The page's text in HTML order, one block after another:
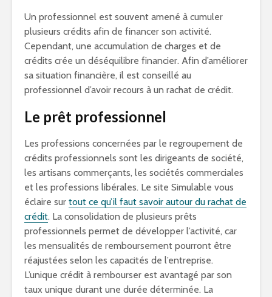
Un professionnel est souvent amené à cumuler
plusieurs crédits afin de financer son activité.
Cependant, une accumulation de charges et de
crédits crée un déséquilibre financier. Afin d’améliorer
sa situation financière, il est conseillé au
professionnel d’avoir recours à un rachat de crédit.
Le prêt professionnel
Les professions concernées par le regroupement de
crédits professionnels sont les dirigeants de société,
les artisans commerçants, les sociétés commerciales
et les professions libérales. Le site Simulable vous
éclaire sur tout ce qu’il faut savoir autour du rachat de
crédit. La consolidation de plusieurs prêts
professionnels permet de développer l’activité, car
les mensualités de remboursement pourront être
réajustées selon les capacités de l’entreprise.
L’unique crédit à rembourser est avantagé par son
taux unique durant une durée déterminée. La